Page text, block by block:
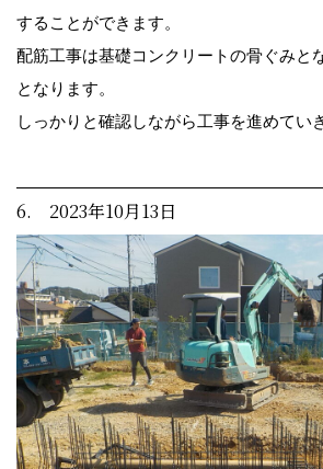
することができます。
配筋工事は基礎コンクリートの骨ぐみと
となります。
しっかりと確認しながら工事を進めてい
6. 2023年10月13日